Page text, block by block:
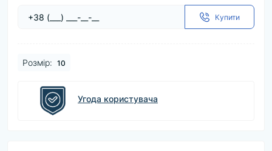
Купити
Розмір: 10
Угода користувача